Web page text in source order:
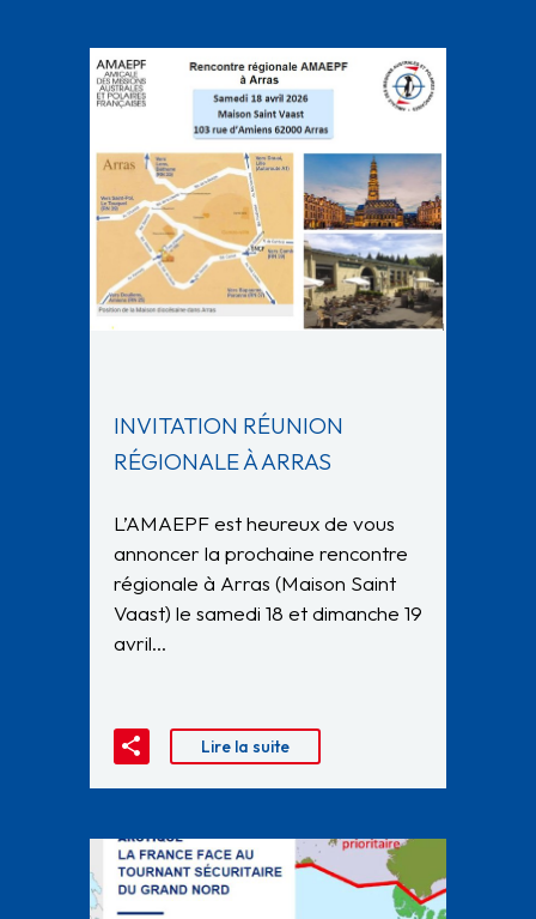
INVITATION RÉUNION
RÉGIONALE À ARRAS
L’AMAEPF est heureux de vous
annoncer la prochaine rencontre
régionale à Arras (Maison Saint
Vaast) le samedi 18 et dimanche 19
avril…
Lire la suite